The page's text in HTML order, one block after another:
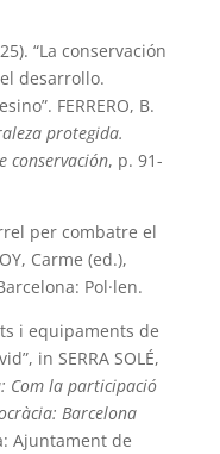
“La conservación
desarrollo.
FERRERO, B.
protegida.
conservación, p. 91-
per combatre el
Carme (ed.),
Pol·len.
i equipaments de
in SERRA SOLÉ,
Com la participació
Barcelona
Ajuntament de